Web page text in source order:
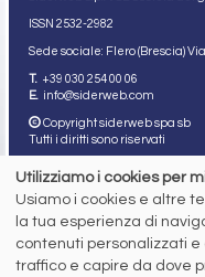
ISSN 2532-2982
Sede sociale: Flero (Brescia)
T. +39 030 254 00 06
E. info@siderweb.com
Copyright siderweb spa sb
Tutti i diritti sono riservati
Privacy policy
Digital Services Act Policy
MENU
Utilizziamo i cookies per
Usiamo i cookies e altre
la tua esperienza di
contenuti personalizzati
traffico e capire da dove